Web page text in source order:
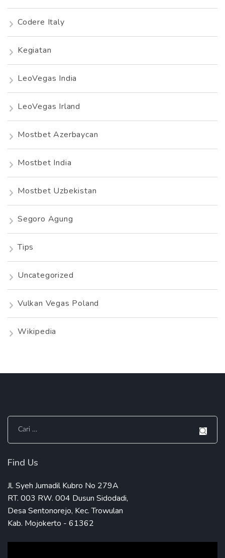
Codere Italy
Kegiatan
LeoVegas India
LeoVegas Irland
Mostbet Azerbaycan
Mostbet India
Mostbet Uzbekistan
Segoro Agung
Tips
Uncategorized
Vulkan Vegas Poland
Wikipedia
Cari
untuk:
Find Us
Jl. Syeh Jumadil Kubro No 279A
RT. 003 RW. 004 Dusun Sidodadi,
Desa Sentonorejo, Kec. Trowulan
Kab. Mojokerto - 61362